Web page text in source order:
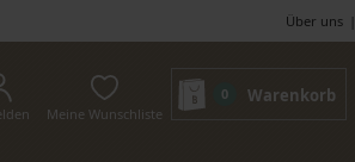
Über uns
Meine Wunschliste
0 Warenkorb